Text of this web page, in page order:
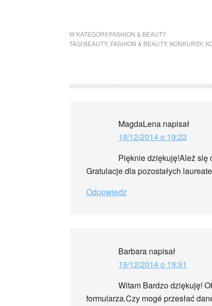
W KATEGORII:FASHION & BEAUTY
TAGI:BEAUTY, FASHION & BEAUTY, KONKURSY,
MagdaLena napisał
19/12/2014 o 19:23
Pięknie dziękuję!Ależ się
Gratulacje dla pozostałych
Odpowiedz
Barbara napisał
19/12/2014 o 19:51
Witam Bardzo dziękuję!
formularza.Czy mogé przesłać